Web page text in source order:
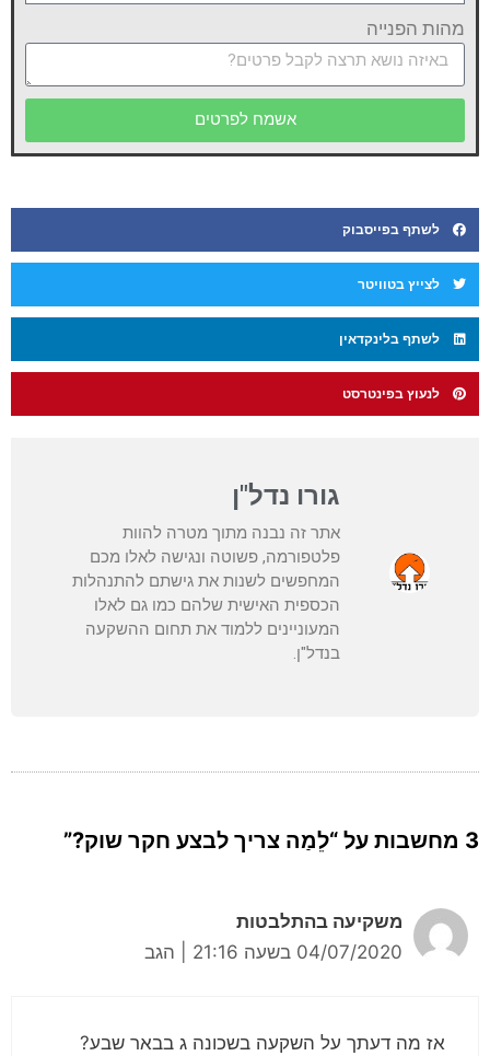
מהות הפנייה
אשמח לפרטים
לשתף בפייסבוק
לצייץ בטוויטר
לשתף בלינקדאין
לנעוץ בפינטרסט
גורו נדל"ן
אתר זה נבנה מתוך מטרה להוות
פלטפורמה, פשוטה ונגישה לאלו מכם
המחפשים לשנות את גישתם להתנהלות
הכספית האישית שלהם כמו גם לאלו
המעוניינים ללמוד את תחום ההשקעה
בנדל"ן.
3 מחשבות על “לֵמַה צריך לבצע חקר שוק?”
משקיעה בהתלבטות
04/07/2020 בשעה 21:16
הגב
אז מה דעתך על השקעה בשכונה ג בבאר שבע?